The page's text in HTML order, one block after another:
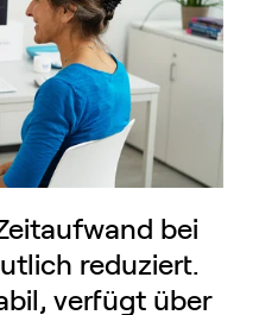
bei
reduziert.
verfügt über